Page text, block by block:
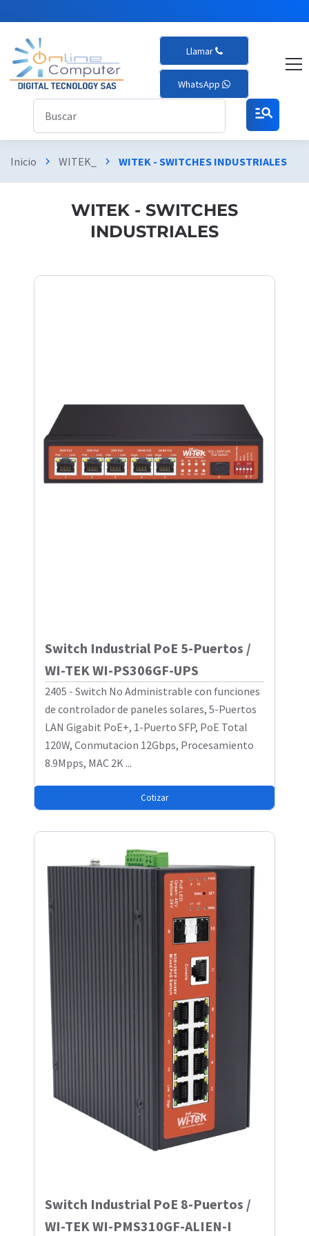
Llamar
WhatsApp
manage_search
Inicio chevron_right WITEK_ chevron_right WITEK - SWITCHES INDUSTRIALES
WITEK - SWITCHES
INDUSTRIALES
Switch Industrial PoE 5-Puertos /
WI-TEK WI-PS306GF-UPS
2405 - Switch No Administrable con funciones
de controlador de paneles solares, 5-Puertos
LAN Gigabit PoE+, 1-Puerto SFP, PoE Total
120W, Conmutacion 12Gbps, Procesamiento
8.9Mpps, MAC 2K ...
Cotizar
Switch Industrial PoE 8-Puertos /
WI-TEK WI-PMS310GF-ALIEN-I